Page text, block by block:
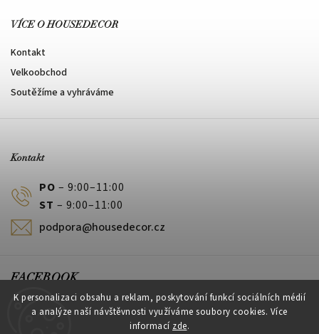
K personalizaci obsahu a reklam, poskytování funkcí sociálních médií
a analýze naší návštěvnosti využíváme soubory cookies. Více
informací zde.
VÍCE O HOUSEDECOR
Kontakt
Velkoobchod
Soutěžíme a vyhráváme
Kontakt
PO – 9:00–11:00
ST – 9:00–11:00
podpora@housedecor.cz
FACEBOOK